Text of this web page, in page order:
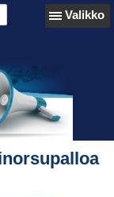
Valikko